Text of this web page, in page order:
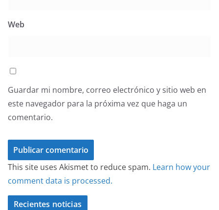
Web
Guardar mi nombre, correo electrónico y sitio web en
este navegador para la próxima vez que haga un
comentario.
This site uses Akismet to reduce spam. Learn how your
comment data is processed.
Recientes noticias